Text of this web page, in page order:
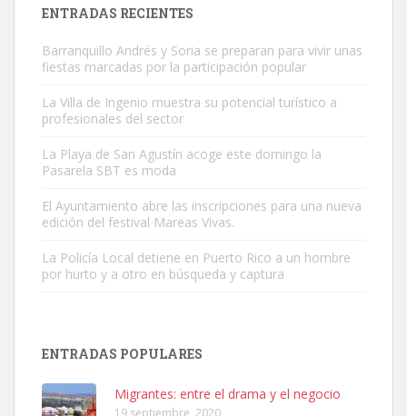
Este gato macho ha aparecido en la calle hace menos de un mes,
Leales.org » Gran Canaria
9.7.2025
Adopción urgente
hembra, 4 años. Por motivos personales ...
ENTRADAS RECIENTES
Barranquillo Andrés y Soria se preparan para vivir unas
fiestas marcadas por la participación popular
La Villa de Ingenio muestra su potencial turístico a
profesionales del sector
La Playa de San Agustín acoge este domingo la
Pasarela SBT es moda
El Ayuntamiento abre las inscripciones para una nueva
edición del festival Mareas Vivas.
La Policía Local detiene en Puerto Rico a un hombre
por hurto y a otro en búsqueda y captura
ENTRADAS POPULARES
Migrantes: entre el drama y el negocio